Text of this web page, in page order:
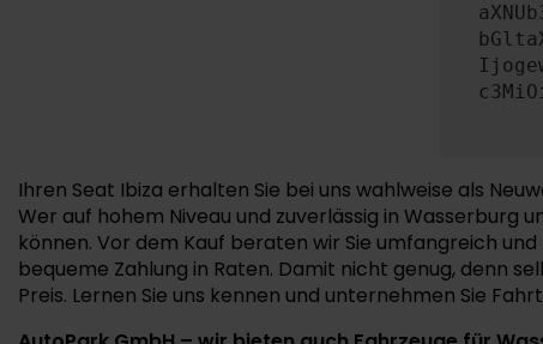
Ihren Seat Ibiza erhalten Sie bei uns wahlweise als
Wer auf hohem Niveau und zuverlässig in Wasserburg
können. Vor dem Kauf beraten wir Sie umfangreich
bequeme Zahlung in Raten. Damit nicht genug, denn
Preis. Lernen Sie uns kennen und unternehmen Sie